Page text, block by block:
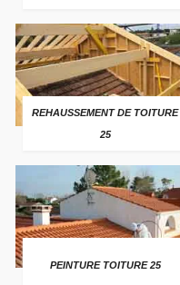
REHAUSSEMENT DE TOITURE
25
PEINTURE TOITURE 25